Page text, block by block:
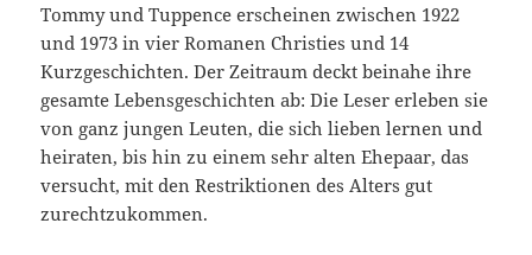
Tommy und Tuppence erscheinen zwischen 1922
und 1973 in vier Romanen Christies und 14
Kurzgeschichten. Der Zeitraum deckt beinahe ihre
gesamte Lebensgeschichten ab: Die Leser erleben sie
von ganz jungen Leuten, die sich lieben lernen und
heiraten, bis hin zu einem sehr alten Ehepaar, das
versucht, mit den Restriktionen des Alters gut
zurechtzukommen.